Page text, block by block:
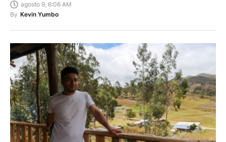
agosto 9, 6:06 AM
By Kevin Yumbo